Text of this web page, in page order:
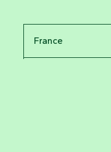
France